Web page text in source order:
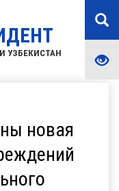
УЗБЕКИСТАН
новая